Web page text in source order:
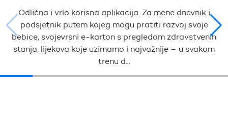
Odlična i vrlo korisna aplikacija. Za mene dnevnik i
podsjetnik putem kojeg mogu pratiti razvoj svoje
bebice, svojevrsni e-karton s pregledom zdravstvenih
stanja, lijekova koje uzimamo i najvažnije – u svakom
trenu d...